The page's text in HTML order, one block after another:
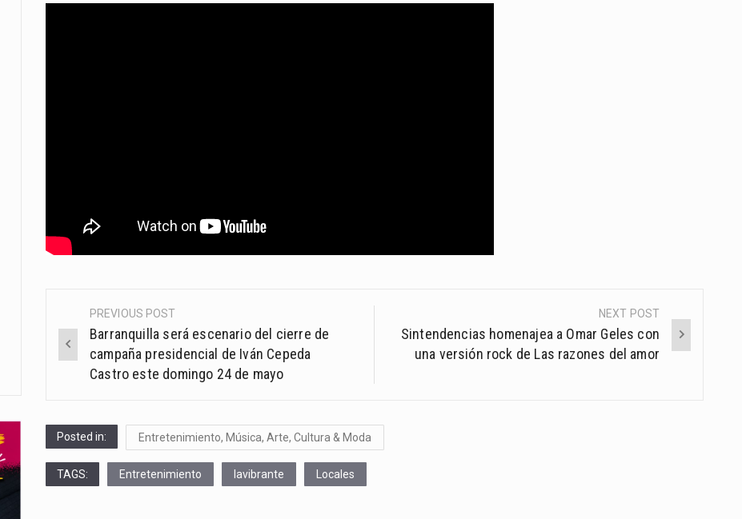
Post
navigation
PREVIOUS POST
Barranquilla será escenario del cierre de
campaña presidencial de Iván Cepeda
Castro este domingo 24 de mayo
NEXT POST
Sintendencias homenajea a Omar Geles con
una versión rock de Las razones del amor
Posted in: Entretenimiento, Música, Arte, Cultura & Moda
TAGS: Entretenimiento lavibrante Locales